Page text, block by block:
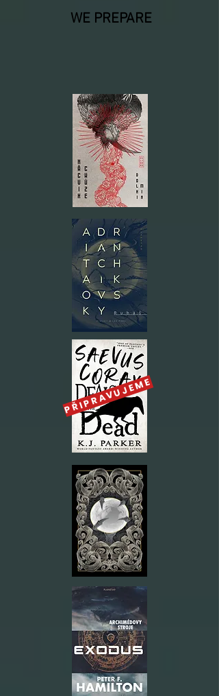
WE PREPARE
PŘIPRAVUJEME